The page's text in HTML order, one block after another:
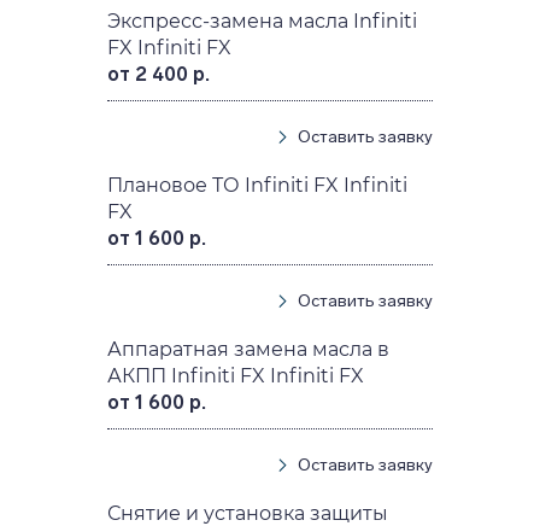
Экспресс-замена масла Infiniti
FX Infiniti FX
от 2 400 р.
Оставить заявку
Плановое ТО Infiniti FX Infiniti
FX
от 1 600 р.
Оставить заявку
Аппаратная замена масла в
АКПП Infiniti FX Infiniti FX
от 1 600 р.
Оставить заявку
Снятие и установка защиты